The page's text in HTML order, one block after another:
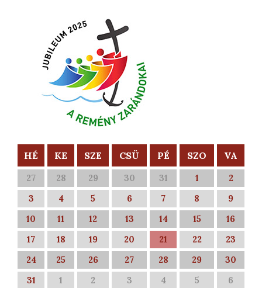
HÉ KE SZE CSÜ PÉ SZO VA
27 28 29 30 31 1
2
3
4 5 6 7 8
9
10
11 12 13 14 15
16
17
18 19 20 21 22
23
24
25 26 27 28 29
30
31
1 2 3 4 5 6